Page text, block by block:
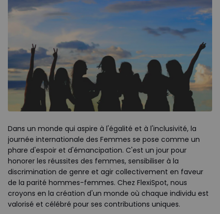
Dans un monde qui aspire à l'égalité et à l'inclusivité, la
journée internationale des Femmes se pose comme un
phare d'espoir et d'émancipation. C'est un jour pour
honorer les réussites des femmes, sensibiliser à la
discrimination de genre et agir collectivement en faveur
de la parité hommes-femmes. Chez FlexiSpot, nous
croyons en la création d'un monde où chaque individu est
valorisé et célébré pour ses contributions uniques.